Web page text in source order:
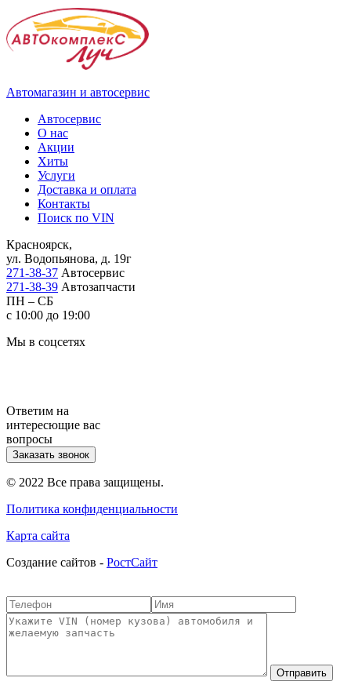
Автомагазин и автосервис
Автосервис
О нас
Акции
Хиты
Услуги
Доставка и оплата
Контакты
Поиск по VIN
Красноярск,
ул. Водопьянова, д. 19г
271-38-37 Автосервис
271-38-39 Автозапчасти
ПН – СБ
с 10:00 до 19:00
Мы в соцсетях
Ответим на
интересющие вас
вопросы
Заказать звонок
© 2022 Все права защищены.
Политика конфиденциальности
Карта сайта
Cоздание сайтов - РостСайт